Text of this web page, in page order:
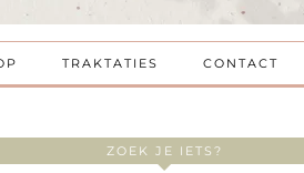
TRAKTATIES CONTACT
ZOEK JE IETS?